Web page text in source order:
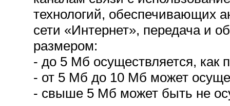
технологий, обеспечивающих
сети «Интернет», передача и
размером:
- до 5 Мб осуществляется, как
- от 5 Мб до 10 Мб может
- свыше 5 Мб может быть не